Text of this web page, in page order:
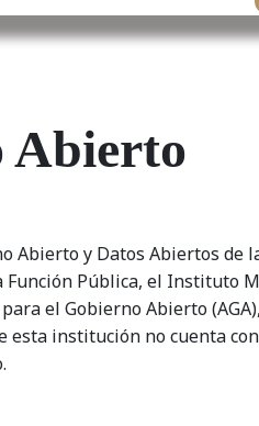
Abierto​​​
Abierto y Datos Abiertos de
Función Pública, el Instituto
el Gobierno Abierto
esta institución no cuenta